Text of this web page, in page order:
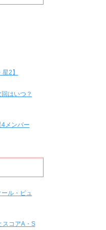
2】
はいつ？
メンバー
ル・ピュ
スコアA・S